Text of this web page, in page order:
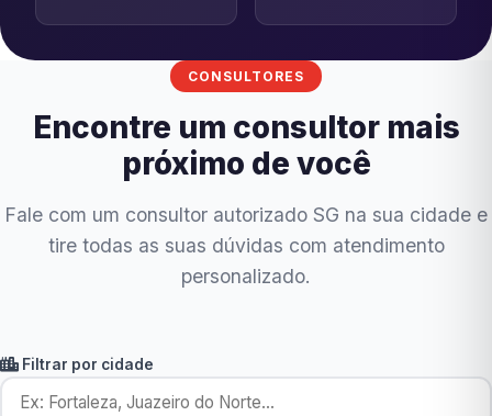
CONSULTORES
Encontre um consultor mais
próximo de você
Fale com um consultor autorizado SG na sua cidade e
tire todas as suas dúvidas com atendimento
personalizado.
Filtrar por cidade